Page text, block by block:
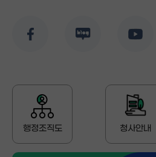
페이스북 블로그 유투브
행정조직도 청사안내